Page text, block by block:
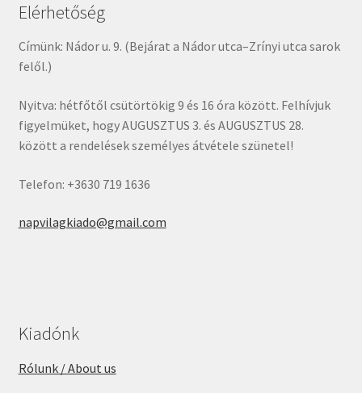
Elérhetőség
Címünk: Nádor u. 9. (Bejárat a Nádor utca–Zrínyi utca sarok
felől.)
Nyitva: hétfőtől csütörtökig 9 és 16 óra között. Felhívjuk
figyelmüket, hogy AUGUSZTUS 3. és AUGUSZTUS 28.
között a rendelések személyes átvétele szünetel!
Telefon: +3630 719 1636
napvilagkiado@gmail.com
Kiadónk
Rólunk / About us